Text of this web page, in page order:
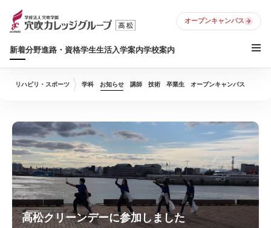
新着分野進路・資格学生生活入学案内学校案内
オープンキャンパス
リハビリ・スポーツ 学科 お知らせ 講師 技術 卒業生 オープンキャンパス
高松クリーンデーに参加しました